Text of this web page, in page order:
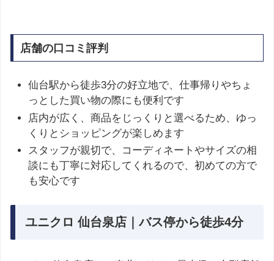
店舗の口コミ評判
仙台駅から徒歩3分の好立地で、仕事帰りやちょ
っとした買い物の際にも便利です
店内が広く、商品をじっくりと選べるため、ゆっ
くりとショッピングが楽しめます
スタッフが親切で、コーディネートやサイズの相
談にも丁寧に対応してくれるので、初めての方で
も安心です
ユニクロ 仙台泉店｜バス停から徒歩4分